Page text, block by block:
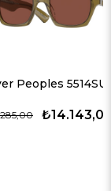
Oliver Peoples 5514SU 1678C5 51 G Unisex Güneş Gözlükleri
₺14.143,00